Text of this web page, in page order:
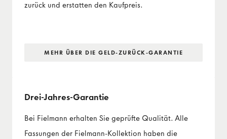
zurück und erstatten den Kaufpreis.
MEHR ÜBER DIE GELD-ZURÜCK-GARANTIE
Drei-Jahres-Garantie
Bei Fielmann erhalten Sie geprüfte Qualität. Alle
Fassungen der Fielmann-Kollektion haben die